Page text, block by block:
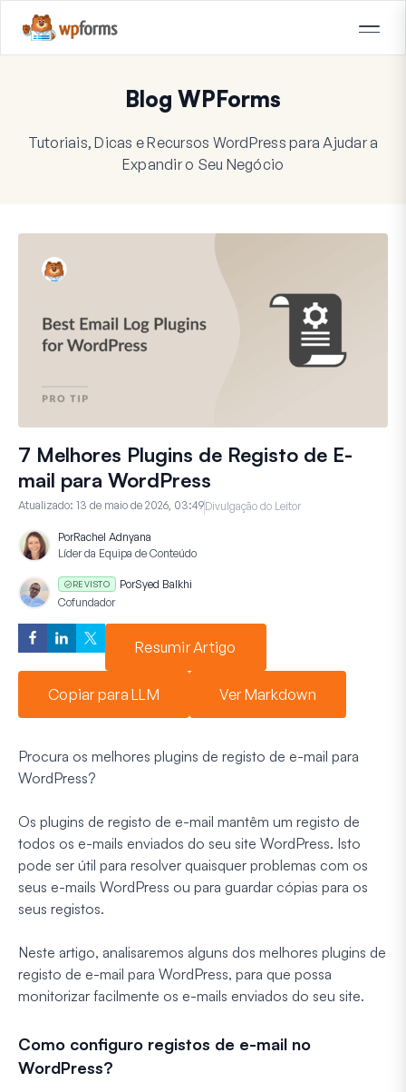
Blog WPForms
Tutoriais, Dicas e Recursos WordPress para Ajudar a
Expandir o Seu Negócio
7 Melhores Plugins de Registo de E-
mail para WordPress
Atualizado: 13 de maio de 2026, 03:49Divulgação do Leitor
PorRachel Adnyana
Líder da Equipa de Conteúdo
REVISTO PorSyed Balkhi
Cofundador
Resumir Artigo
Copiar para LLM Ver Markdown
Procura os melhores plugins de registo de e-mail para
WordPress?
Os plugins de registo de e-mail mantêm um registo de
todos os e-mails enviados do seu site WordPress. Isto
pode ser útil para resolver quaisquer problemas com os
seus e-mails WordPress ou para guardar cópias para os
seus registos.
Neste artigo, analisaremos alguns dos melhores plugins de
registo de e-mail para WordPress, para que possa
monitorizar facilmente os e-mails enviados do seu site.
Como configuro registos de e-mail no
WordPress?